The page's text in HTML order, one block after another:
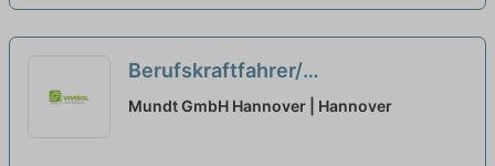
Berufskraftfahrer/
Tankwagenfahrer (m/w/d) für den
Mundt GmbH Hannover | Hannover